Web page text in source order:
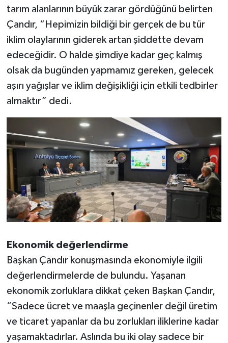
tarım alanlarının büyük zarar gördüğünü belirten
Çandır, “Hepimizin bildiği bir gerçek de bu tür
iklim olaylarının giderek artan şiddette devam
edeceğidir. O halde şimdiye kadar geç kalmış
olsak da bugünden yapmamız gereken, gelecek
aşırı yağışlar ve iklim değişikliği için etkili tedbirler
almaktır” dedi.
Ekonomik değerlendirme
Başkan Çandır konuşmasında ekonomiyle ilgili
değerlendirmelerde de bulundu. Yaşanan
ekonomik zorluklara dikkat çeken Başkan Çandır,
“Sadece ücret ve maaşla geçinenler değil üretim
ve ticaret yapanlar da bu zorlukları iliklerine kadar
yaşamaktadırlar. Aslında bu iki olay sadece bir